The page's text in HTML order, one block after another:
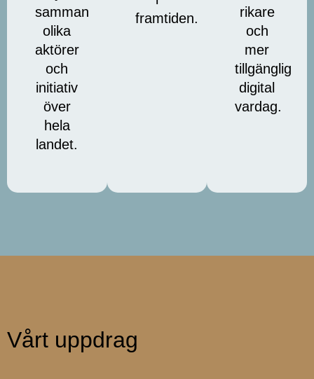
samman
olika
aktörer
och
initiativ
över
hela
landet.
framtiden.
rikare
och
mer
tillgänglig
digital
vardag.
Vårt uppdrag